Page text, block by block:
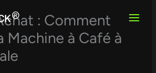
: Comment
Machine à Café à